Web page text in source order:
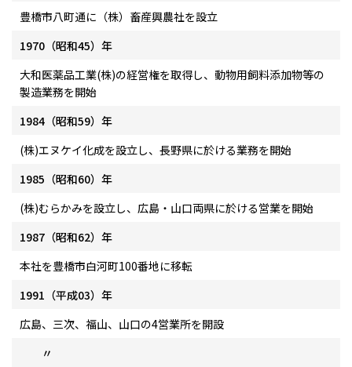
豊橋市八町通に（株）畜産興農社を設立
1970（昭和45）年
大和医薬品工業(株)の経営権を取得し、動物用飼料添加物等の
製造業務を開始
1984（昭和59）年
(株)エヌケイ化成を設立し、長野県に於ける業務を開始
1985（昭和60）年
(株)むらかみを設立し、広島・山口両県に於ける営業を開始
1987（昭和62）年
本社を豊橋市白河町100番地に移転
1991（平成03）年
広島、三次、福山、山口の4営業所を開設
〃